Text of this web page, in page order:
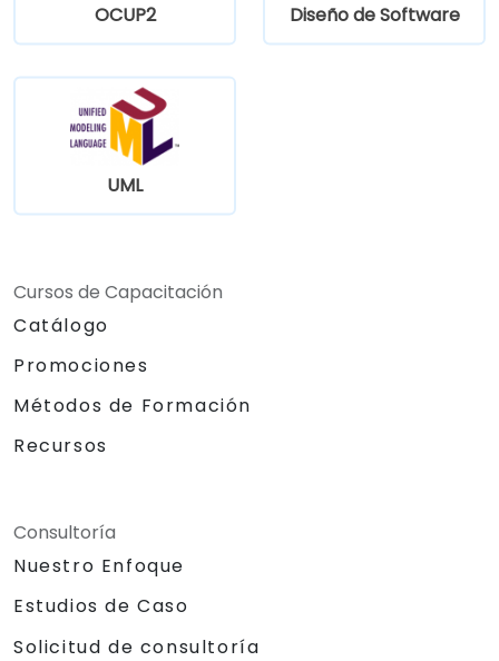
OCUP2 Diseño de Software
UML
Cursos de Capacitación
Catálogo
Promociones
Métodos de Formación
Recursos
Consultoría
Nuestro Enfoque
Estudios de Caso
Solicitud de consultoría